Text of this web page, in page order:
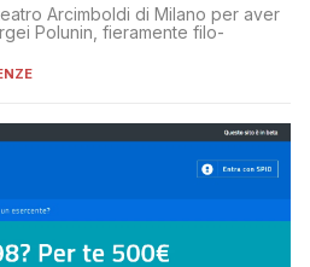
Arcimboldi di Milano per aver
Polunin, fieramente filo-